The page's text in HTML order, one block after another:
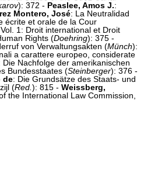
): 372 - Peaslee, Amos J.:
Montero, José: La Neutralidad
écrite et orale de la Cour
1: Droit international et Droit
Rights (Doehring): 375 -
von Verwaltungsakten (Münch):
a carattere europeo, considerate
Die Nachfolge der amerikanischen
Bundesstaates (Steinberger): 376 -
de: Die Grundsätze des Staats- und
(Red. ): 815 - Weissberg,
the International Law Commission,